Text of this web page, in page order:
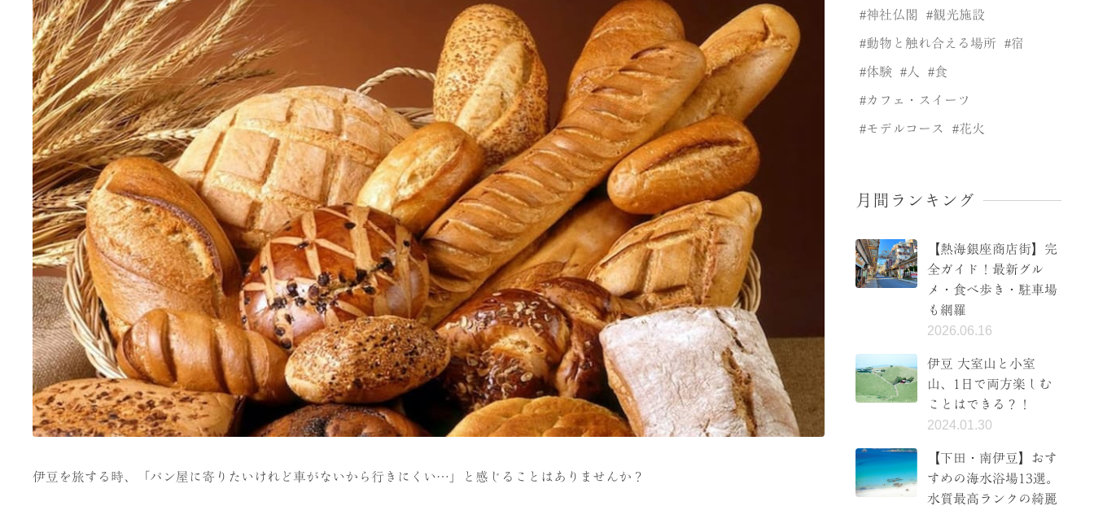
伊豆を旅する時、「パン屋に寄りたいけれど車がないから行きにくい…」と感じることはありませんか？
神社仏閣 観光施設
動物と触れ合える場所 宿
体験 人 食
カフェ・スイーツ
モデルコース 花火
月間ランキング
【熱海銀座商店街】完
全ガイド！最新グル
メ・食べ歩き・駐車場
も網羅
2026.06.16
伊豆 大室山と小室
山、1日で両方楽しむ
ことはできる？！
2024.01.30
【下田・南伊豆】おす
すめの海水浴場13選。
水質最高ランクの綺麗